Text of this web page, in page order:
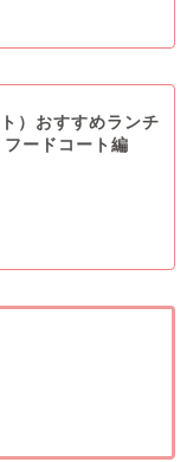
）おすすめランチ
フードコート編